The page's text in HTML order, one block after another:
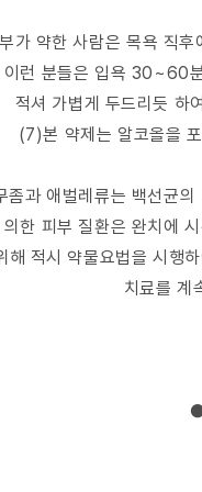
가 약한 사람은 목욕 직후
이런 분들은 입욕 30~60
적셔 가볍게 두드리듯 하
(7)본 약제는 알코올을
좀과 애벌레류는 백선균
의한 피부 질환은 완치에
해 적시 약물요법을 시행
치료를 계